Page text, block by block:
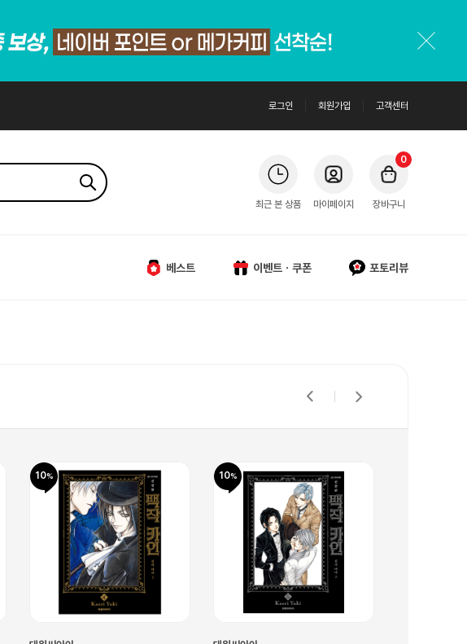
로그인 회원가입 고객센터
최근 본 상품 마이페이지 장바구니
0
베스트 이벤트ㆍ쿠폰 포토리뷰
10 10